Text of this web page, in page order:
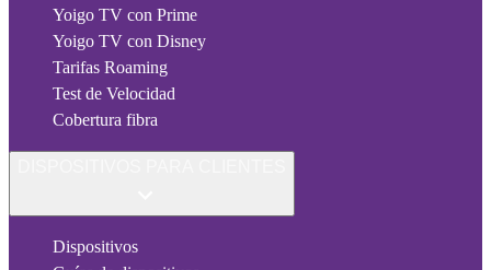
Yoigo TV con Prime
Yoigo TV con Disney
Tarifas Roaming
Test de Velocidad
Cobertura fibra
Dispositivos